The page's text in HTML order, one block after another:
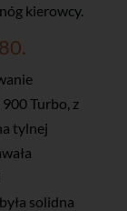
kierowcy.
Turbo, z
tylnej
solidna